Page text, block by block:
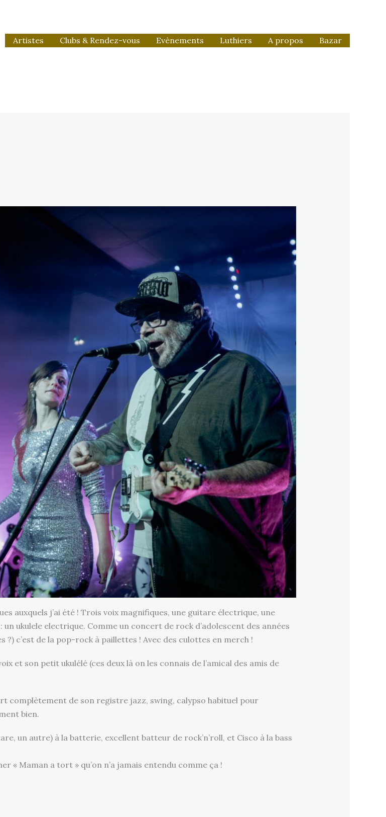
Artistes Clubs & Rendez-vous Evènements Luthiers A propos Bazar
auxquels j’ai été ! Trois voix magnifiques, une guitare électrique, une
ukulele electrique. Comme un concert de rock d’adolescent des années
c’est de la pop-rock à paillettes ! Avec des culottes en merch !
et son petit ukulélé (ces deux là on les connais de l’amical des amis de
complètement de son registre jazz, swing, calypso habituel pour
bien.
un autre) à la batterie, excellent batteur de rock’n’roll, et Cisco à la bass
« Maman a tort » qu’on n’a jamais entendu comme ça !